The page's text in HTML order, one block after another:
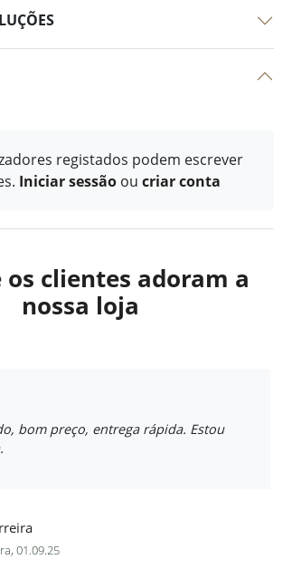
registados podem escrever
Iniciar sessão ou criar conta
os clientes adoram a
nossa loja
bom preço, entrega rápida. Estou
01.09.25